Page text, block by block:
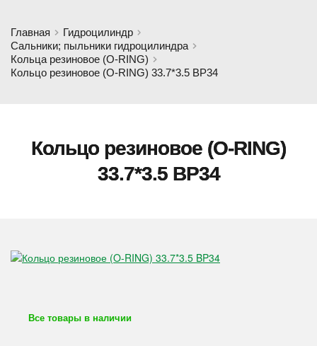
Главная
Гидроцилиндр
Сальники; пыльники гидроцилиндра
Кольца резиновое (O-RING)
Кольцо резиновое (O-RING) 33.7*3.5 BP34
Кольцо резиновое (O-RING)
33.7*3.5 BP34
Все товары в наличии